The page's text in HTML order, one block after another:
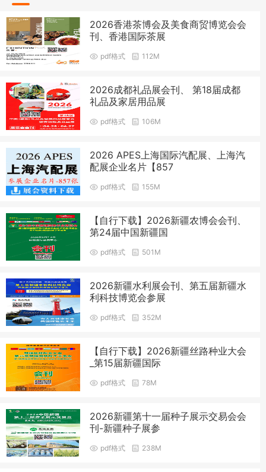
2026香港茶博会及美食商贸博览会会
刊、香港国际茶展
pdf格式 112M
2026成都礼品展会刊、 第18届成都
礼品及家居用品展
pdf格式 106M
2026 APES上海国际汽配展、上海汽
配展企业名片【857
pdf格式 155M
【自行下载】2026新疆农博会会刊、
第24届中国新疆国
pdf格式 501M
2026新疆水利展会刊、第五届新疆水
利科技博览会参展
pdf格式 352M
【自行下载】2026新疆丝路种业大会
_第15届新疆国际
pdf格式 78M
2026新疆第十一届种子展示交易会会
刊-新疆种子展参
pdf格式 238M